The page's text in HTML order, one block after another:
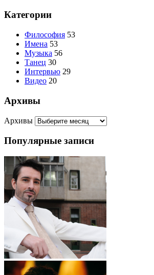
Категории
Философия 53
Имена 53
Музыка 56
Танец 30
Интервью 29
Видео 20
Архивы
Архивы
Популярные записи